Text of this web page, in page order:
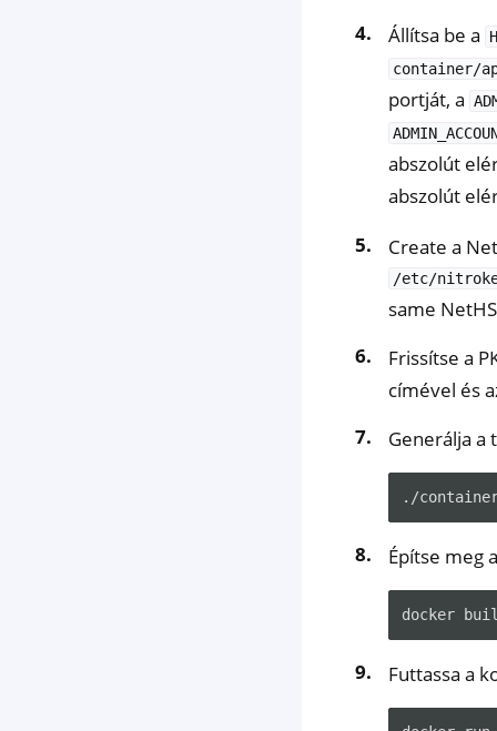
Állítsa be a
container/
portját, a
abszolút
abszolút
Create a
/etc/
same
Frissítse a
címével és
Generálja a
Építse meg
docker
Futtassa a